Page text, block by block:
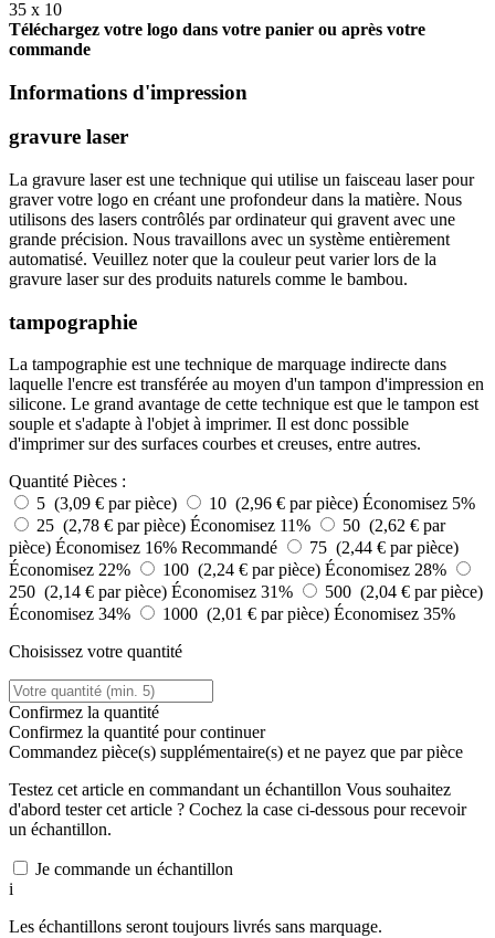
35 x 10
Téléchargez votre logo dans votre panier ou après votre
commande
Informations d'impression
gravure laser
La gravure laser est une technique qui utilise un faisceau laser pour
graver votre logo en créant une profondeur dans la matière. Nous
utilisons des lasers contrôlés par ordinateur qui gravent avec une
grande précision. Nous travaillons avec un système entièrement
automatisé. Veuillez noter que la couleur peut varier lors de la
gravure laser sur des produits naturels comme le bambou.
tampographie
La tampographie est une technique de marquage indirecte dans
laquelle l'encre est transférée au moyen d'un tampon d'impression en
silicone. Le grand avantage de cette technique est que le tampon est
souple et s'adapte à l'objet à imprimer. Il est donc possible
d'imprimer sur des surfaces courbes et creuses, entre autres.
Quantité Pièces :
5 (3,09 € par pièce)
10 (2,96 € par pièce) Économisez 5%
25 (2,78 € par pièce) Économisez 11%
50 (2,62 € par
pièce) Économisez 16% Recommandé
75 (2,44 € par pièce)
Économisez 22%
100 (2,24 € par pièce) Économisez 28%
250 (2,14 € par pièce) Économisez 31%
500 (2,04 € par pièce)
Économisez 34%
1000 (2,01 € par pièce) Économisez 35%
Choisissez votre quantité
Confirmez la quantité
Confirmez la quantité pour continuer
Commandez pièce(s) supplémentaire(s) et ne payez que par pièce
Testez cet article en commandant un échantillon Vous souhaitez
d'abord tester cet article ? Cochez la case ci-dessous pour recevoir
un échantillon.
Je commande un échantillon
i
Les échantillons seront toujours livrés sans marquage.